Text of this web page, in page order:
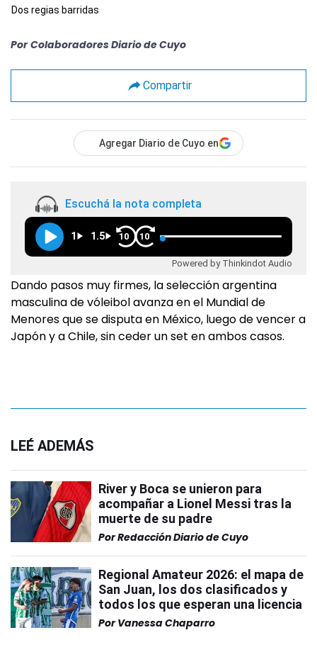
Dos regias barridas
Por Colaboradores Diario de Cuyo
Compartir
Agregar Diario de Cuyo en
Escuchá la nota completa
1 1.5 10 10
Powered by Thinkindot Audio
Dando pasos muy firmes, la selección argentina
masculina de vóleibol avanza en el Mundial de
Menores que se disputa en México, luego de vencer a
Japón y a Chile, sin ceder un set en ambos casos.
LEÉ ADEMÁS
River y Boca se unieron para
acompañar a Lionel Messi tras la
muerte de su padre
PorRedacción Diario de Cuyo
Regional Amateur 2026: el mapa de
San Juan, los dos clasificados y
todos los que esperan una licencia
Por Vanessa Chaparro